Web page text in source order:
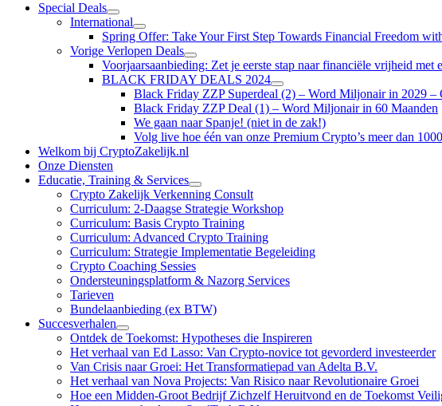
Special Deals
International
Spring Offer: Take Your First Step Towards Financial Freedom
Vorige Verlopen Deals
Voorjaarsaanbieding: Zet je eerste stap naar financiële vrijheid met
BLACK FRIDAY DEALS 2024
Black Friday ZZP Superdeal (2) – Word Miljonair in 2029
Black Friday ZZP Deal (1) – Word Miljonair in 60 Maanden
We gaan naar Spanje! (niet in de zak!)
Volg live hoe één van onze Premium Crypto’s meer dan
Welkom bij CryptoZakelijk.nl
Onze Diensten
Educatie, Training & Services
Crypto Zakelijk Verkenning Consult
Curriculum: 2-Daagse Strategie Workshop
Curriculum: Basis Crypto Training
Curriculum: Advanced Crypto Training
Curriculum: Strategie Implementatie Begeleiding
Crypto Coaching Sessies
Ondersteuningsplatform & Nazorg Services
Tarieven
Bundelaanbieding (ex BTW)
Succesverhalen
Ontdek de Toekomst: Hypotheses die Inspireren
Het verhaal van Ed Lasso: Van Crypto-novice tot gevorderd investeerder
Van Crisis naar Groei: Het Transformatiepad van Adelta B.V.
Het verhaal van Nova Projects: Van Risico naar Revolutionaire Groei
Hoe een Midden-Groot Bedrijf Zichzelf Heruitvond en de Toekomst